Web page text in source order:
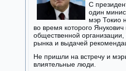
С
один
мэр Токио
во время которого Янукович
общественной
рынка и выдачей
Не пришли на встречу и
влиятельные люди.